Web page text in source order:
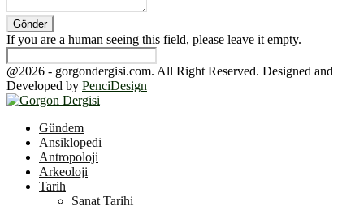
If you are a human seeing this field, please leave it empty.
@2026 - gorgondergisi.com. All Right Reserved. Designed and
Developed by PenciDesign
Gündem
Ansiklopedi
Antropoloji
Arkeoloji
Tarih
Sanat Tarihi